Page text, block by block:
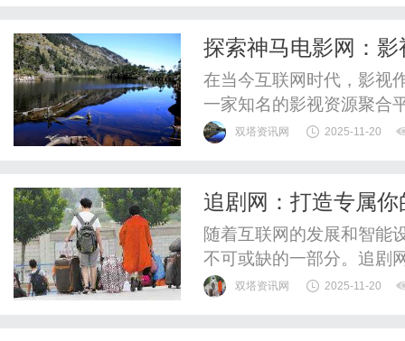
轻松找到自己感兴趣的影
探索神马电影网：
在当今互联网时代，影视
一家知名的影视资源聚合
用户体验，迅速赢得了广
站界面友好，用户可以根
双塔资讯网 2025-11-20
追剧网：打造专属
随着互联网的发展和智能
不可或缺的一部分。追剧
其丰富的内容库和便捷的
双塔资讯网 2025-11-20